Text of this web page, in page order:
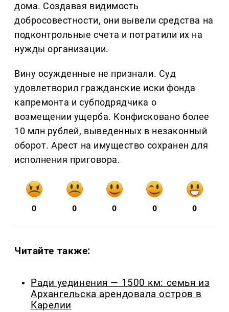
дома. Создавая видимость
добросовестности, они вывели средства на
подконтрольные счета и потратили их на
нужды организации.
Вину осужденные не признали. Суд
удовлетворил гражданские иски фонда
капремонта и субподрядчика о
возмещении ущерба. Конфисковано более
10 млн рублей, выведенных в незаконный
оборот. Арест на имущество сохранен для
исполнения приговора.
0 0 0 0 0
Читайте также:
Ради уединения — 1500 км: семья из
Архангельска арендовала остров в
Карелии